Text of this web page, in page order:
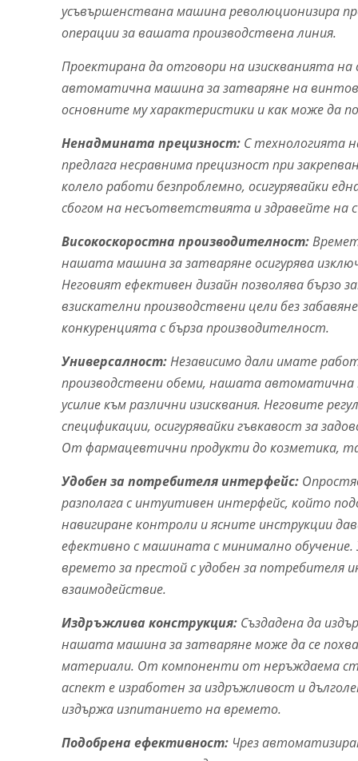
усъвършенствана машина революционизира
операции за вашата производствена линия.
Проектирана да отговори на изискванията
автоматична машина за затваряне на
основните му характеристики и как може да
Ненадмината прецизност: С технологията
предлага несравнима прецизност при
колело работи безпроблемно, осигурявайки
сбогом на несъответствията и здравейте на
Високоскоростна производителност:
нашата машина за затваряне осигурява
Неговият ефективен дизайн позволява бързо
взискателни производствени цели без
конкуренцията с бърза производителност.
Универсалност:Независимо дали имате
производствени обеми, нашата автоматична
усилие към различни изисквания. Неговите
спецификации, осигурявайки гъвкавост за
От фармацевтични продукти до козметика,
Удобен за потребителя интерфейс:
разполага с интуитивен интерфейс, който
навигиране контроли и ясните инструкции
ефективно с машината с минимално
времето за престой с удобен за потребителя
взаимодействие.
Издръжлива конструкция: Създадена да
нашата машина за затваряне може да се
материали. От компоненти от неръждаема
аспект е изработен за издръжливост и
издържа изпитанието на времето.
Подобрена ефективност: Чрез